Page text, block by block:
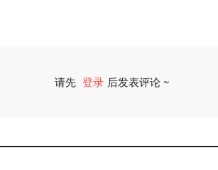
请先 登录 后发表评论 ~